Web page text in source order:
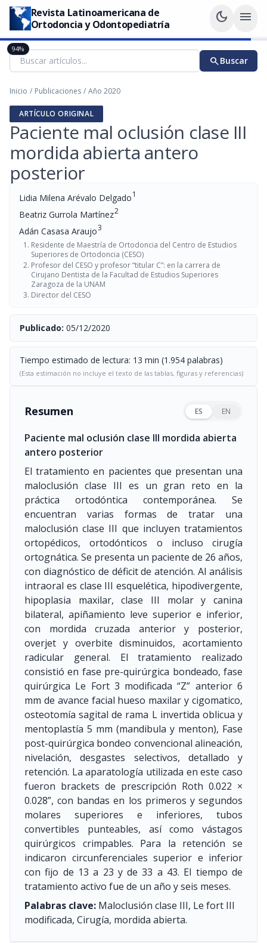
Revista Latinoamericana de
Ortodoncia y Odontopediatría
dark_mode menu
searchBuscar
Inicio / Publicaciones / Año 2020
ARTÍCULO ORIGINAL
Paciente mal oclusión clase III
mordida abierta antero
posterior
Lidia Milena Arévalo Delgado1
Beatriz Gurrola Martínez2
Adán Casasa Araujo3
Residente de Maestría de Ortodoncia del Centro de Estudios
Superiores de Ortodoncia (CESO)
Profesor del CESO y profesor “titular C”: en la carrera de
Cirujano Dentista de la Facultad de Estudios Superiores
Zaragoza de la UNAM
Director del CESO
Publicado: 05/12/2020
Tiempo estimado de lectura: 13 min (1.954 palabras)
(Esta estimación no incluye el texto de las tablas, figuras y referencias)
Resumen ES EN
Paciente mal oclusión clase III mordida abierta
antero posterior
El tratamiento en pacientes que presentan una
maloclusión clase III es un gran reto en la
práctica ortodóntica contemporánea. Se
encuentran varias formas de tratar una
maloclusión clase III que incluyen tratamientos
ortopédicos, ortodónticos o incluso cirugía
ortognática. Se presenta un paciente de 26 años,
con diagnóstico de déficit de atención. Al análisis
intraoral es clase III esquelética, hipodivergente,
hipoplasia maxilar, clase III molar y canina
bilateral, apiñamiento leve superior e inferior,
con mordida cruzada anterior y posterior,
overjet y overbite disminuidos, acortamiento
radicular general. El tratamiento realizado
consistió en fase pre-quirúrgica bondeado, fase
quirúrgica Le Fort 3 modificada “Z” anterior 6
mm de avance facial hueso maxilar y cigomatico,
osteotomía sagital de rama L invertida oblicua y
mentoplastía 5 mm (mandibula y menton), Fase
post-quirúrgica bondeo convencional alineación,
nivelación, desgastes selectivos, detallado y
retención. La aparatología utilizada en este caso
fueron brackets de prescripción Roth 0.022 ×
0.028”, con bandas en los primeros y segundos
molares superiores e inferiores, tubos
convertibles punteables, así como vástagos
quirúrgicos crimpables. Para la retención se
indicaron circunferenciales superior e inferior
con fijo de 13 a 23 y de 33 a 43. El tiempo de
tratamiento activo fue de un año y seis meses.
Palabras clave: Maloclusión clase III, Le fort III
modificada, Cirugía, mordida abierta.
94%